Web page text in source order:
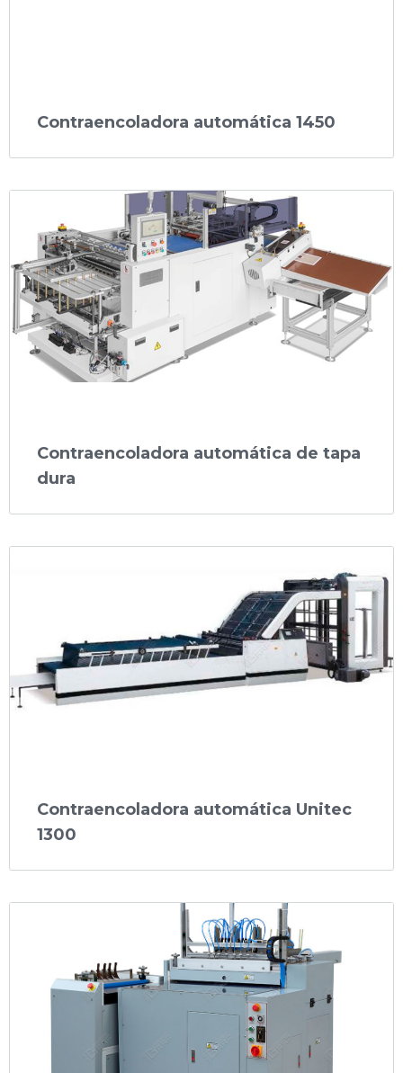
Contraencoladora automática 1450
Contraencoladora automática de tapa
dura
Contraencoladora automática Unitec
1300